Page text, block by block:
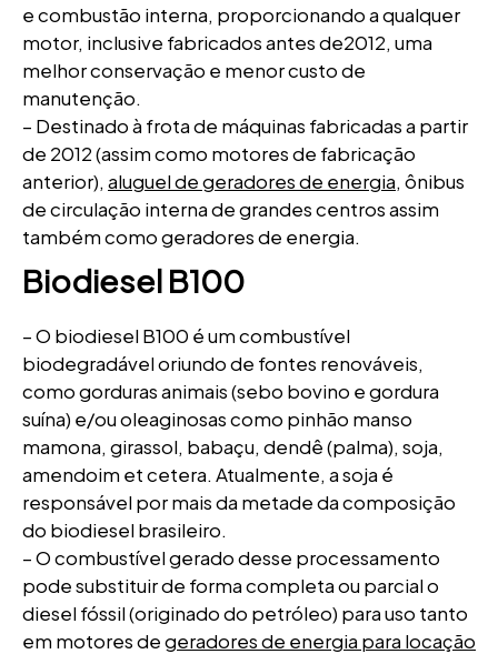
e combustão interna, proporcionando a qualquer
motor, inclusive fabricados antes de2012, uma
melhor conservação e menor custo de
manutenção.
– Destinado à frota de máquinas fabricadas a partir
de 2012 (assim como motores de fabricação
anterior), aluguel de geradores de energia, ônibus
de circulação interna de grandes centros assim
também como geradores de energia.
Biodiesel B100
– O biodiesel B100 é um combustível
biodegradável oriundo de fontes renováveis,
como gorduras animais (sebo bovino e gordura
suína) e/ou oleaginosas como pinhão manso
mamona, girassol, babaçu, dendê (palma), soja,
amendoim et cetera. Atualmente, a soja é
responsável por mais da metade da composição
do biodiesel brasileiro.
– O combustível gerado desse processamento
pode substituir de forma completa ou parcial o
diesel fóssil (originado do petróleo) para uso tanto
em motores degeradores de energia para locação